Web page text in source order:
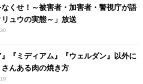
くせ！～被害者・加害者・警視庁が語
リュウの実態～」放送
』『ミディアム』『ウェルダン』以外に
さんある肉の焼き方